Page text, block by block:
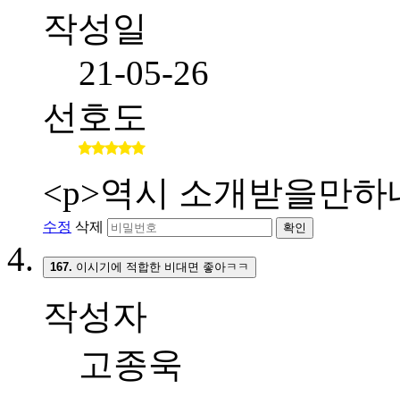
작성일
21-05-26
선호도
<p>역시 소개받을만하
수정 삭제 확인
167. 이시기에 적합한 비대면 좋아ㅋㅋ
작성자
고종욱